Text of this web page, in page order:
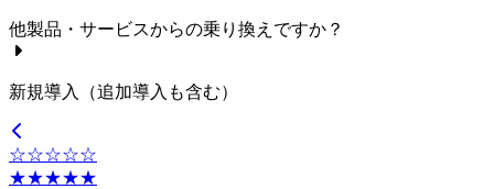
他製品・サービスからの乗り換えですか？
新規導入（追加導入も含む）
☆☆☆☆☆
★★★★★